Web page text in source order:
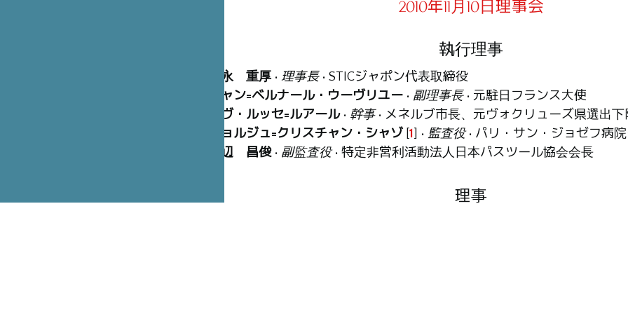
2010年11月10日理事会
執行理事
冨永 重厚 • 理事長• STICジャポン代表取締役
ジャン=ベルナール・ウーヴリユー • 副理事長 • 元駐日フランス大使
イヴ・ルッセ=ルアール • 幹事 • メネルブ市長、元ヴォクリューズ県選出下
ジョルジュ=クリスチャン・シャゾ [1] • 監査役 • パリ・サン・ジョゼフ病
渡辺 昌俊 • 副監査役• 特定非営利活動法人日本パスツール協会会長
理事